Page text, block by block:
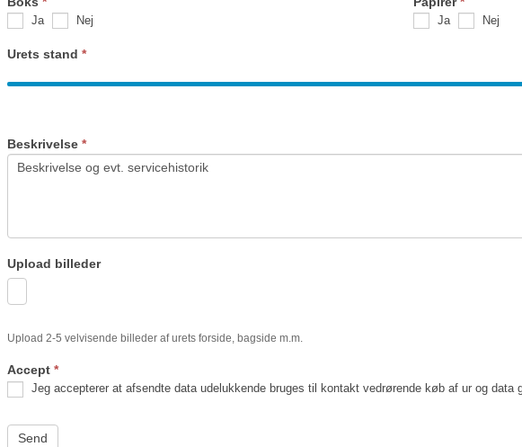
Ja Nej Ja Nej
Urets stand *
Beskrivelse *
Upload billeder
Upload 2-5 velvisende billeder af urets forside, bagside m.m.
Accept *
Jeg accepterer at afsendte data udelukkende bruges til kontakt vedrørende køb af ur og data
Send